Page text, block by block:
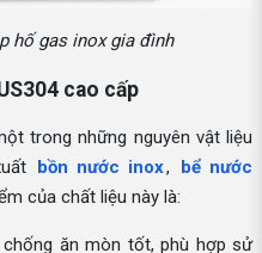
hố gas inox gia đình
cao cấp
trong những nguyên vật liệu
bồn nước inox,
bể nước
của chất liệu này là:
ăn mòn tốt, phù hợp sử